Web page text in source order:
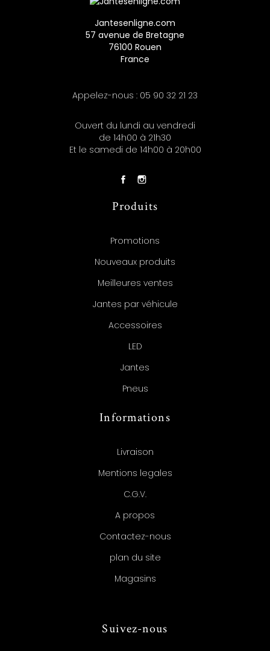
Jantesenligne.com
57 avenue de Bretagne
76100 Rouen
France
Appelez-nous : 05 90 32 21 23
Ouvert du lundi au vendredi
de 14h00 à 21h30
Et le samedi de 14h00 à 20h00
Produits
Promotions
Nouveaux produits
Meilleures ventes
Jantes par véhicule
Accessoires
LED
Jantes
Pneus
Informations
Livraison
Mentions legales
C.G.V.
A propos
Contactez-nous
plan du site
Magasins
Suivez-nous